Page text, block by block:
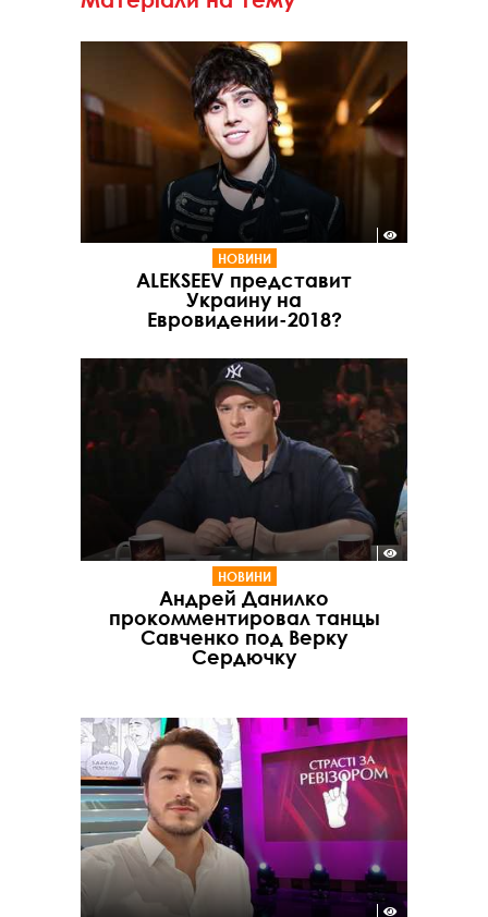
НОВИНИ
ALEKSEEV представит
Украину на
Евровидении-2018?
НОВИНИ
Андрей Данилко
прокомментировал танцы
Савченко под Верку
Сердючку